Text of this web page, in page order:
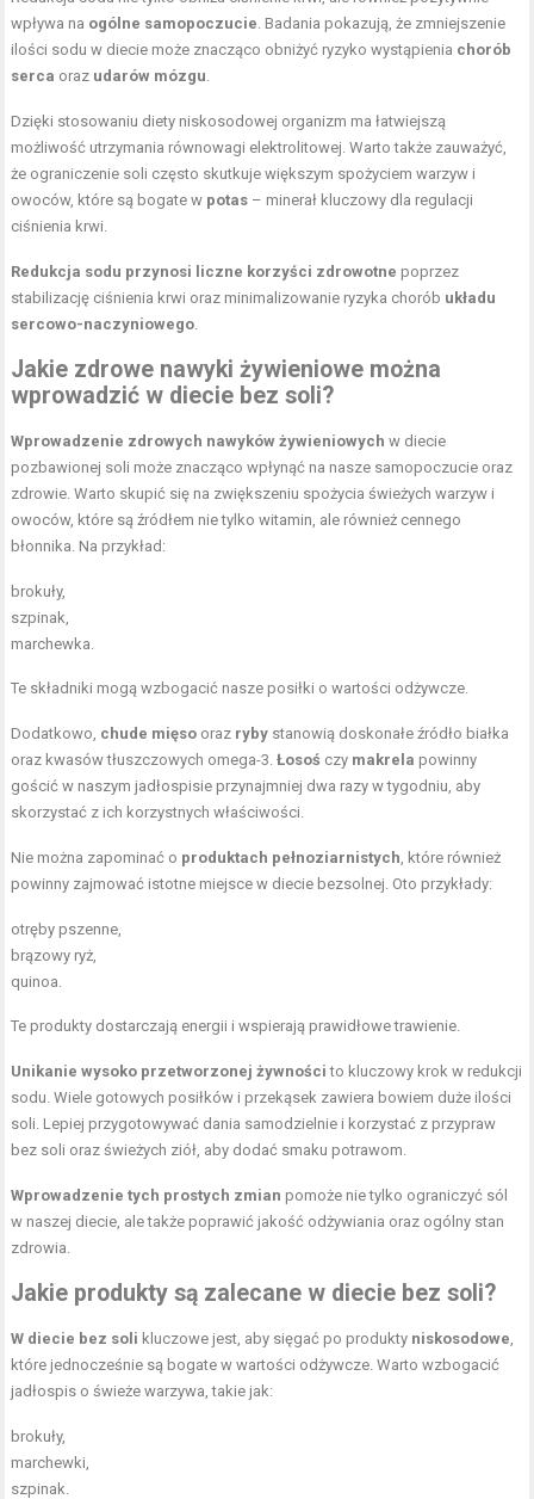
wpływa na ogólne samopoczucie. Badania pokazują, że zmniejszenie
ilości sodu w diecie może znacząco obniżyć ryzyko wystąpienia chorób
serca oraz udarów mózgu.
Dzięki stosowaniu diety niskosodowej organizm ma łatwiejszą
możliwość utrzymania równowagi elektrolitowej. Warto także zauważyć,
że ograniczenie soli często skutkuje większym spożyciem warzyw i
owoców, które są bogate w potas – minerał kluczowy dla regulacji
ciśnienia krwi.
Redukcja sodu przynosi liczne korzyści zdrowotne poprzez
stabilizację ciśnienia krwi oraz minimalizowanie ryzyka chorób układu
sercowo-naczyniowego.
Jakie zdrowe nawyki żywieniowe można
wprowadzić w diecie bez soli?
Wprowadzenie zdrowych nawyków żywieniowych w diecie
pozbawionej soli może znacząco wpłynąć na nasze samopoczucie oraz
zdrowie. Warto skupić się na zwiększeniu spożycia świeżych warzyw i
owoców, które są źródłem nie tylko witamin, ale również cennego
błonnika. Na przykład:
brokuły,
szpinak,
marchewka.
Te składniki mogą wzbogacić nasze posiłki o wartości odżywcze.
Dodatkowo, chude mięso oraz ryby stanowią doskonałe źródło białka
oraz kwasów tłuszczowych omega-3.Łosoś czy makrela powinny
gościć w naszym jadłospisie przynajmniej dwa razy w tygodniu, aby
skorzystać z ich korzystnych właściwości.
Nie można zapominać o produktach pełnoziarnistych, które również
powinny zajmować istotne miejsce w diecie bezsolnej. Oto przykłady:
otręby pszenne,
brązowy ryż,
quinoa.
Te produkty dostarczają energii i wspierają prawidłowe trawienie.
Unikanie wysoko przetworzonej żywności to kluczowy krok w redukcji
sodu. Wiele gotowych posiłków i przekąsek zawiera bowiem duże ilości
soli. Lepiej przygotowywać dania samodzielnie i korzystać z przypraw
bez soli oraz świeżych ziół, aby dodać smaku potrawom.
Wprowadzenie tych prostych zmian pomoże nie tylko ograniczyć sól
w naszej diecie, ale także poprawić jakość odżywiania oraz ogólny stan
zdrowia.
Jakie produkty są zalecane w diecie bez soli?
W diecie bez soli kluczowe jest, aby sięgać po produkty niskosodowe,
które jednocześnie są bogate w wartości odżywcze. Warto wzbogacić
jadłospis o świeże warzywa, takie jak:
brokuły,
marchewki,
szpinak.